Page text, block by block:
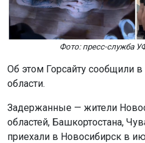
Фото: пресс-служба
Об этом Горсайту сообщили
области.
Задержанные — жители
областей, Башкортостана,
приехали в Новосибирск в